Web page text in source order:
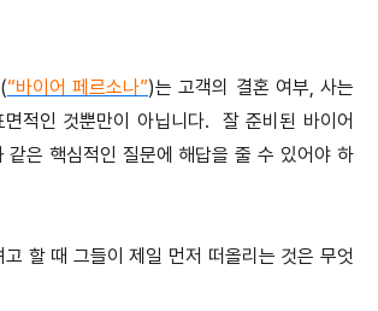
“바이어 페르소나”)는 고객의 결혼 여부, 사는
적인 것뿐만이 아닙니다. 잘 준비된 바이어
같은 핵심적인 질문에 해답을 줄 수 있어야 하
할 때 그들이 제일 먼저 떠올리는 것은 무엇